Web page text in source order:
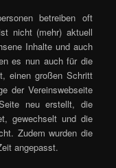
betreiben oft
nicht (mehr) aktuell
Inhalte und auch
es nun auch für die
einen großen Schritt
der Vereinswebseite
neu erstellt, die
gewechselt und die
Zudem wurden die
angepasst.